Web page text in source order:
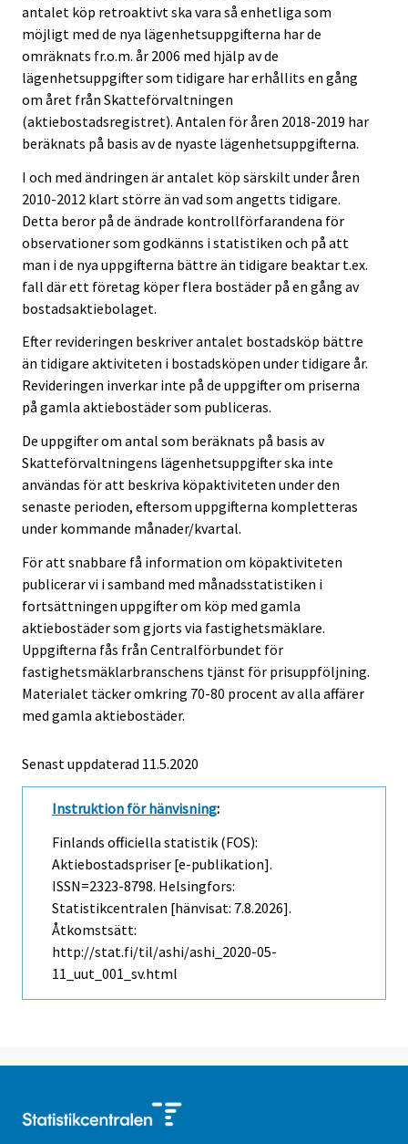
antalet köp retroaktivt ska vara så enhetliga som
möjligt med de nya lägenhetsuppgifterna har de
omräknats fr.o.m. år 2006 med hjälp av de
lägenhetsuppgifter som tidigare har erhållits en gång
om året från Skatteförvaltningen
(aktiebostadsregistret). Antalen för åren 2018-2019 har
beräknats på basis av de nyaste lägenhetsuppgifterna.
I och med ändringen är antalet köp särskilt under åren
2010-2012 klart större än vad som angetts tidigare.
Detta beror på de ändrade kontrollförfarandena för
observationer som godkänns i statistiken och på att
man i de nya uppgifterna bättre än tidigare beaktar t.ex.
fall där ett företag köper flera bostäder på en gång av
bostadsaktiebolaget.
Efter revideringen beskriver antalet bostadsköp bättre
än tidigare aktiviteten i bostadsköpen under tidigare år.
Revideringen inverkar inte på de uppgifter om priserna
på gamla aktiebostäder som publiceras.
De uppgifter om antal som beräknats på basis av
Skatteförvaltningens lägenhetsuppgifter ska inte
användas för att beskriva köpaktiviteten under den
senaste perioden, eftersom uppgifterna kompletteras
under kommande månader/kvartal.
För att snabbare få information om köpaktiviteten
publicerar vi i samband med månadsstatistiken i
fortsättningen uppgifter om köp med gamla
aktiebostäder som gjorts via fastighetsmäklare.
Uppgifterna fås från Centralförbundet för
fastighetsmäklarbranschens tjänst för prisuppföljning.
Materialet täcker omkring 70-80 procent av alla affärer
med gamla aktiebostäder.
Senast uppdaterad 11.5.2020
Instruktion för hänvisning:
Finlands officiella statistik (FOS):
Aktiebostadspriser [e-publikation].
ISSN=2323-8798. Helsingfors:
Statistikcentralen [hänvisat: 7.8.2026].
Åtkomstsätt:
http://stat.fi/til/ashi/ashi_2020-05-
11_uut_001_sv.html